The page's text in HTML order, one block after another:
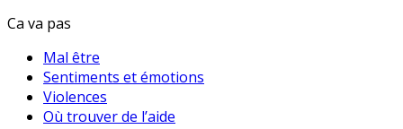
Ca va pas
Mal être
Sentiments et émotions
Violences
Où trouver de l’aide